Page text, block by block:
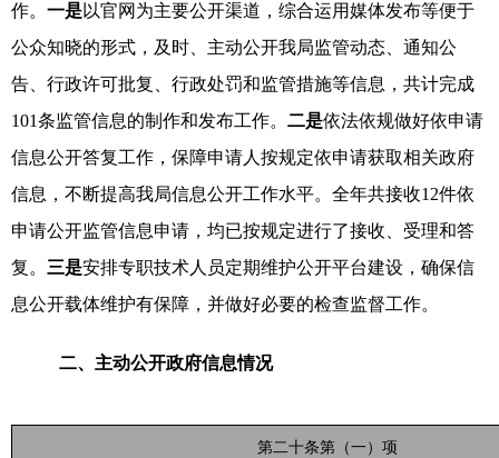
作。 一是以官网为主要公开渠道，综合运用媒体发布等便于
公众知晓的形式，及时、主动公开我局监管动态、通知公
告、行政许可批复、行政处罚和监管措施等信息，共计完成
101条监管信息的制作和发布工作。 二是依法依规做好依申请
信息公开答复工作，保障申请人按规定依申请获取相关政府
信息，不断提高我局信息公开工作水平。 全年共接收12件依
申请公开监管信息申请， 均已按规定进行了接收、受理和答
复。 三是安排专职技术人员定期维护公开平台建设，确保信
息公开载体维护有保障，并做好必要的检查监督工作。
二、 主动公开政府信息情况
第二十条第（一）项